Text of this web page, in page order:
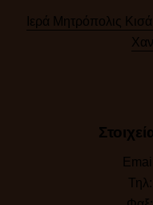
Ιερά Μητρόπολις
Τηλ: